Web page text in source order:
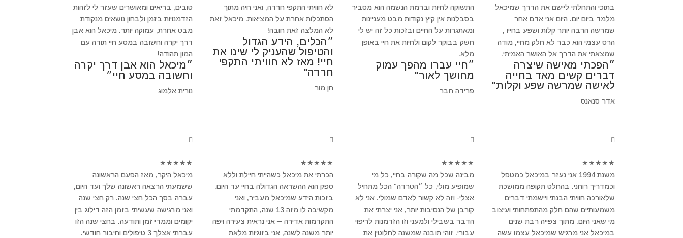
טובים, בריאים ומאושרים שעזר לי לזהות
הזדמנויות בזמן ולבחון נושאים מנקודת
מבט אחרת, עמוקה יותר. מיכאל הוא אבן
דרך יקרה וחשובה במסע חיי תודה עם
המון תהודה!
״מיכאל הוא אבן דרך יקרה
וחשובה במסע חיי״
נורית אלמוג
לא חוויתי התקפי חרדה, ואני חיה מתוך
הסתכלות אחרת על המציאות. מיכאל זאת
לא המלצה זאת חובה!
״הכלים, הידע הגדול
והטיפול שהעניק לי שינו את
חיי! מאז לא חוויתי התקפי
חרדה"
חן מור
התשוקה לחיות וברמת הנשמה הוא מסביר
בסבלנות אין קיץ נקודות מבט מעניינות
ומאתגרות על החיים ובזכות כל זה יש לי
חשק בבוקר לקום ולחיות את חיי באופן
מלא.
״חיי עברו מהפך עמוק
מחושך לאור"
פרידה חבר
בתוכי והתחלתי ליישם את הדרך שמיכאל
מלמד ביום יום. היום אני אדם אחר
שמרשה הרבה יותר קלות ושפע בחייו ,
הרס עצמי הוא כבר לא חלק מחיי, מודה
שמצאתי את הדרך אל האושר האמיתי.
״הפכתי מאישה שיצרה
דברים קשים מאד בחייה
לאישה שמרשה שפע וקלות"
אדר סנאנס
★
★
★
★
★
מיכאל היקר, מאז הפעם הראשונה
ששמעתי הרצאה ראשונה שלך ועד היום,
עברה בסך הכל חצי שנה. רק חצי שנה
ואני מרגישה שעשיתי בזמן הזה דילוג בין
יקומים וממדי זמן ותודעה. בחצי שנה הזו
עברתי אצלך 3 טיפולים וחיבור חודשי.
★
★
★
★
★
הכרתי את מיכאל כשהייתי חיילת וללא
ספק הוא ההשראה הגדולה בחיי עד היום.
בזכות הידע שמיכאל מעביר, ואני
מקשיבה לו מזה 13 שנה, התקדמתי
התקדמות אדירה ─ אני נראית צעירה ויפה
יותר משנה לשנה, אני בזוגיות מלאת
★
★
★
★
★
מבינה שכל מה שקורה בחיי, כל מי
שמופיע מולי, כל ״הטרדה" הכל מתחיל
אצלי- וזה לא קשור לאדם שמולי. אני לא
קורבן של הנסיבות יותר, אני יצרתי את
הדבר בשבילי ולמעני וזו הזדמנות לריפוי
עבורי. זוהי תובנה שמשנה לחלוטין את
★
★
★
★
★
משנת 1994 אני נעזר במיכאל כמטפל
וכמדריך רוחני. בהחלט תקופה ממושכת
שלאורכה חוויתי הבנתי ויישמתי דברים
משמעותיים שהם חלק מהתפתחותי ועיצוב
מי שאני היום. מתוך צפייה רבת שנים
במיכאל אני מרגיש שמיכאל עצמו עשה